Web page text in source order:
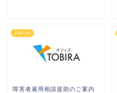
お知らせ
障害者雇用相談援助のご案内